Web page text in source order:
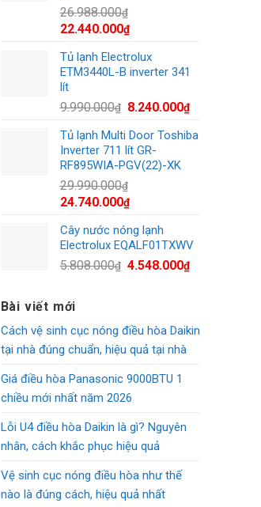
26.988.000₫
Giá
là:
26.988.000₫.
22.440.000₫Giá
tại
là:
Tủ lạnh Electrolux
ETM3440L-B inverter 341
lít
9.990.000₫ Giá
là:
9.990.000₫.
8.240.000₫Giá
tại
Tủ lạnh Multi Door Toshiba
Inverter 711 lít GR-
RF895WIA-PGV(22)-XK
29.990.000₫
Giá
là:
29.990.000₫.
24.740.000₫Giá
tại
là:
24.740.000₫.
Cây nước nóng lạnh
Electrolux EQALF01TXWV
5.808.000₫ Giá
4.548.000₫Giá
4.548.000₫.
Bài viết mới
Cách vệ sinh cục nóng điều hòa Daikin
tại nhà đúng chuẩn, hiệu quả tại nhà
Giá điều hòa Panasonic 9000BTU 1
chiều mới nhất năm 2026
Lỗi U4 điều hòa Daikin là gì? Nguyên
nhân, cách khắc phục hiệu quả
Vệ sinh cục nóng điều hòa như thế
nào là đúng cách, hiệu quả nhất